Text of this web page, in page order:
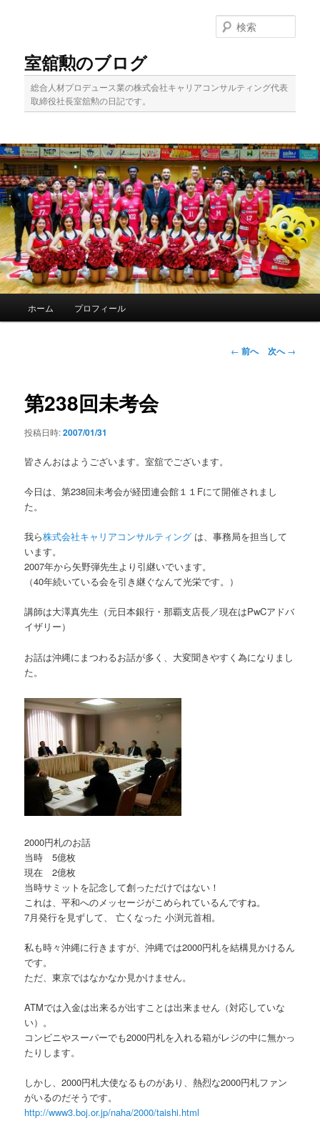
移
動
室舘勲のブログ
総合人材プロデュース業の株式会社キャリアコンサルティング代表
取締役社長室舘勲の日記です。
索
ホーム プロフィール
投← 前へ 次へ→
第238回未考会
投稿日時:2007/01/31
皆さんおはようございます。室舘でございます。
今日は、第238回未考会が経団連会館１１Fにて開催されまし
た。
我ら株式会社キャリアコンサルティング は、事務局を担当して
います。
2007年から矢野弾先生より引継いでいます。
（40年続いている会を引き継ぐなんて光栄です。）
講師は大澤真先生（元日本銀行・那覇支店長／現在はPwCアドバ
イザリー）
お話は沖縄にまつわるお話が多く、大変聞きやすく為になりまし
た。
2000円札のお話
当時 5億枚
現在 2億枚
当時サミットを記念して創っただけではない！
これは、平和へのメッセージがこめられているんですね。
7月発行を見ずして、 亡くなった 小渕元首相。
私も時々沖縄に行きますが、沖縄では2000円札を結構見かけるん
です。
ただ、東京ではなかなか見かけません。
ATMでは入金は出来るが出すことは出来ません（対応していな
い）。
コンビニやスーパーでも2000円札を入れる箱がレジの中に無かっ
たりします。
しかし、2000円札大使なるものがあり、熱烈な2000円札ファン
がいるのだそうです。
http://www3.boj.or.jp/naha/2000/taishi.html